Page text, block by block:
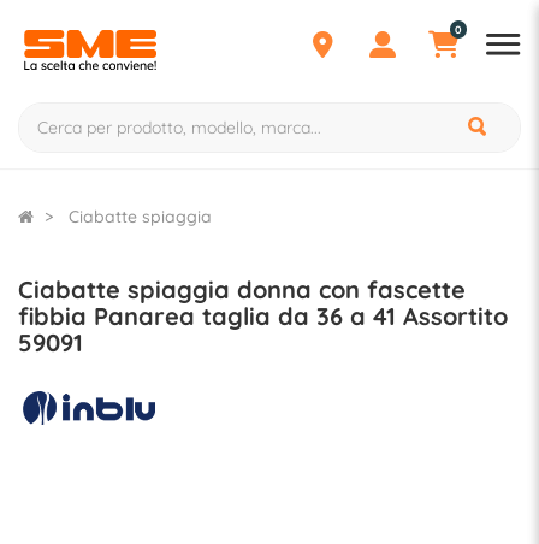
0
Ciabatte spiaggia
Ciabatte spiaggia donna con fascette
fibbia Panarea taglia da 36 a 41 Assortito
59091